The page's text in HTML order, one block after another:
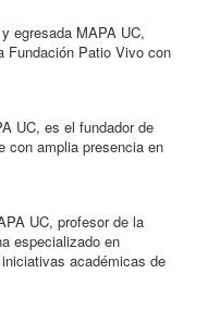
egresada MAPA UC,
Fundación Patio Vivo con
UC, es el fundador de
con amplia presencia en
UC, profesor de la
especializado en
académicas de